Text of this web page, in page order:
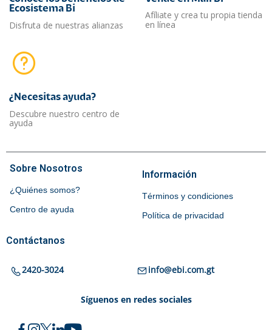
Ecosistema Bi
Disfruta de nuestras alianzas
Afíliate y crea tu propia tienda
en línea
¿Necesitas ayuda?​
Descubre nuestro centro de
ayuda
Sobre Nosotros
¿Quiénes somos?
Centro de ayuda
Información
Términos y condiciones
Política de privacidad
Contáctanos
2420-3024 info@ebi.com.gt
Síguenos en redes sociales